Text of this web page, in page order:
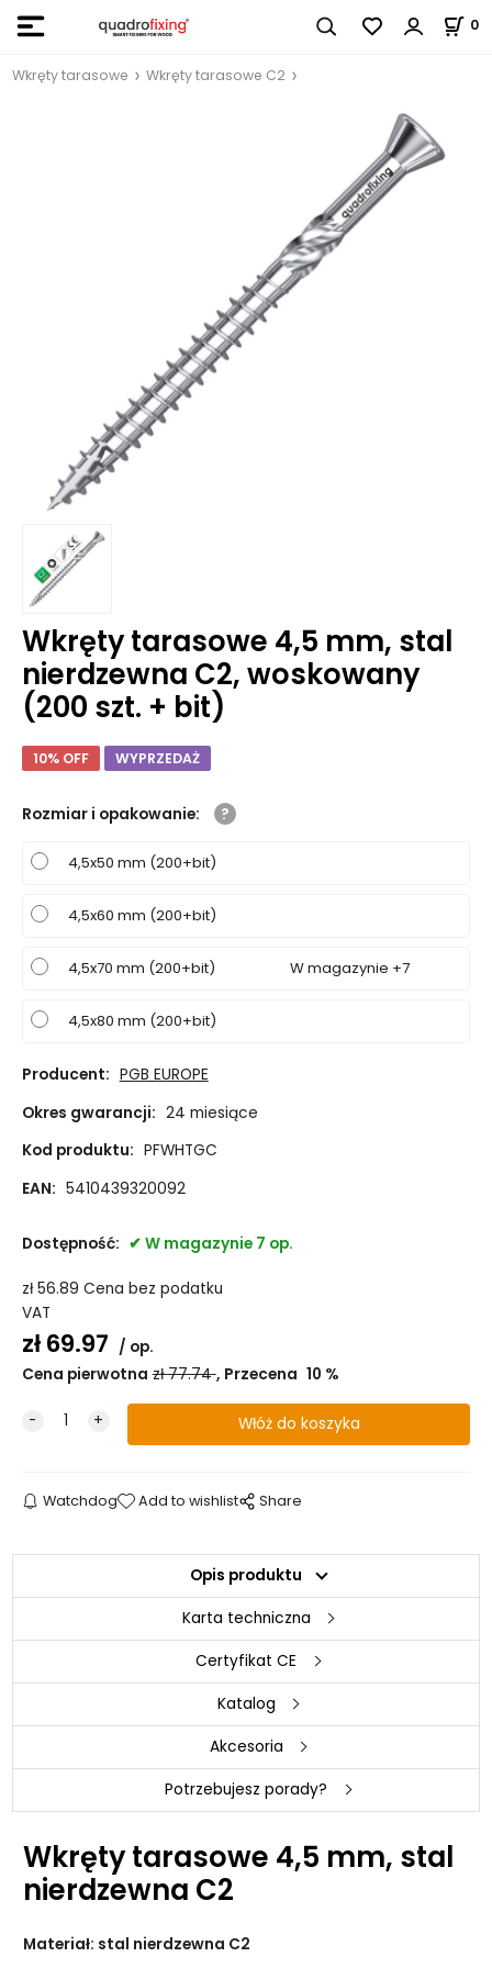
0
Wkręty tarasowe Wkręty tarasowe C2
Wkręty tarasowe 4,5 mm, stal
nierdzewna C2, woskowany
(200 szt. + bit)
10% OFF WYPRZEDAŻ
Rozmiar i opakowanie:
4,5x50 mm (200+bit)
4,5x60 mm (200+bit)
4,5x70 mm (200+bit) W magazynie +7
4,5x80 mm (200+bit)
Producent: PGB EUROPE
Okres gwarancji: 24 miesiące
Kod produktu: PFWHTGC
EAN: 5410439320092
Dostępność: W magazynie 7 op.
zł56.89 Cena bez podatku
VAT
zł69.97
op.
Cena pierwotna zł77.74 Przecena 10 %
Watchdog Add to wishlist Share
Opis produktu
Karta techniczna
Certyfikat CE
Katalog
Akcesoria
Potrzebujesz porady?
Wkręty tarasowe 4,5 mm, stal
nierdzewna C2
Materiał: stal nierdzewna C2